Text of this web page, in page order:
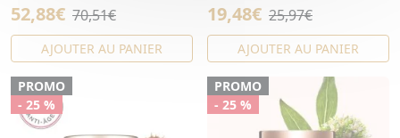
52,88€ 70,51€
AJOUTER AU PANIER
19,48€ 25,97€
AJOUTER AU PANIER
PROMO
- 25 %
PROMO
- 25 %